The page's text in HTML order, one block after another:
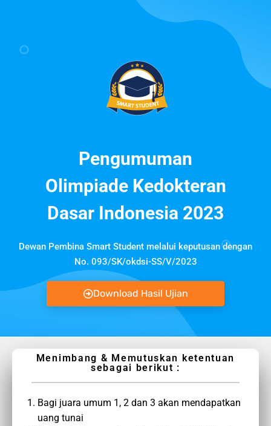
Pengumuman
Olimpiade Kedokteran
Dasar Indonesia 2023
Dewan Pembina Smart Student melalui keputusan dengan
No. 093/SK/okdsi-SS/V/2023
Download Hasil Ujian
Menimbang & Memutuskan ketentuan
sebagai berikut :
Bagi juara umum 1, 2 dan 3 akan mendapatkan
uang tunai